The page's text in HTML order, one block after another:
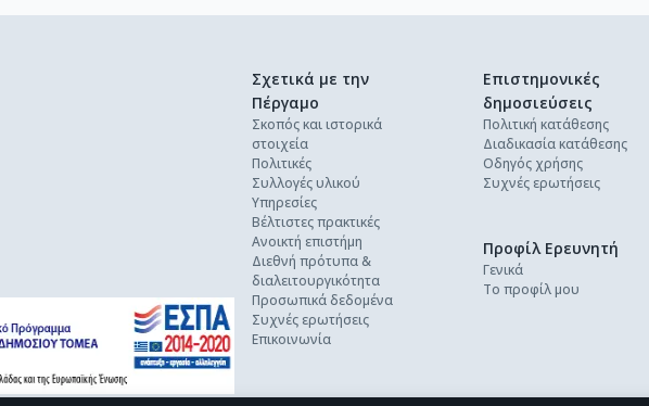
Σχετικά με την
Πέργαμο
Σκοπός και ιστορικά
στοιχεία
Πολιτικές
Συλλογές υλικού
Υπηρεσίες
Βέλτιστες πρακτικές
Ανοικτή επιστήμη
Διεθνή πρότυπα &
διαλειτουργικότητα
Προσωπικά δεδομένα
Συχνές ερωτήσεις
Επικοινωνία
Επιστημονικές
δημοσιεύσεις
Πολιτική κατάθεσης
Διαδικασία κατάθεσης
Οδηγός χρήσης
Συχνές ερωτήσεις
Προφίλ Ερευνητή
Γενικά
Το προφίλ μου